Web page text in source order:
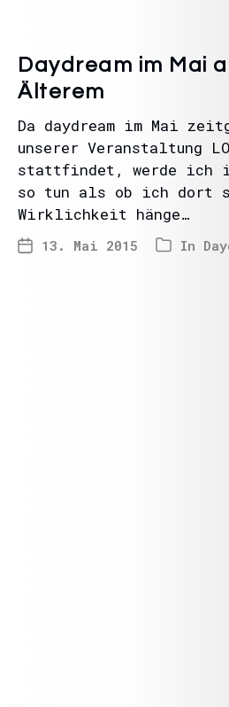
Daydream im Mai
Älterem
Da daydream im Mai
unserer Veranstaltung
stattfindet, werde ich
so tun als ob ich dort
Wirklichkeit hänge…
13. Mai 2015 In